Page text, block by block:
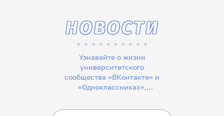
Узнавайте о жизни
университетского
сообщества «ВКонтакте» и
«Одноклассниках»,
НОВОСТИ